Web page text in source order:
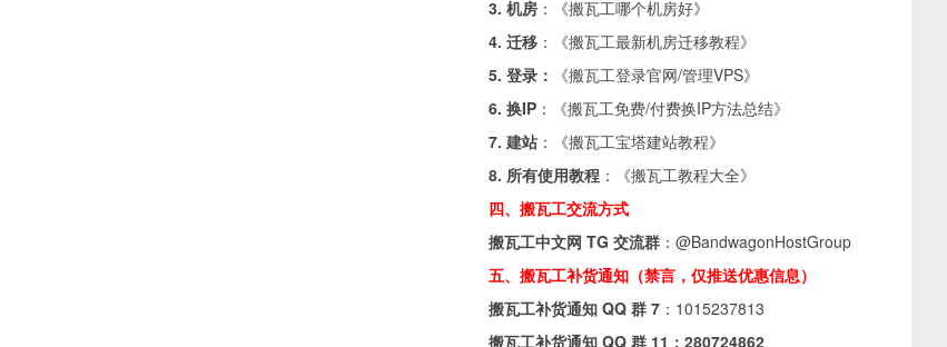
3. 机房 ：《搬瓦工哪个机房好》
4. 迁移 ：《搬瓦工最新机房迁移教程》
5. 登录：
《搬瓦工登录官网/管理VPS》
6. 换IP ：《搬瓦工免费/付费换IP方法总结》
7. 建站 ：《搬瓦工宝塔建站教程》
8. 所有使用教程 ：《搬瓦工教程大全》
四、搬瓦工交流方式
搬瓦工中文网 TG 交流群 ： @BandwagonHostGroup
五、搬瓦工补货通知（禁言，仅推送优惠信息）
搬瓦工补货通知 QQ 群 7 ： 1015237813
搬瓦工补货通知 QQ 群 11： 280724862